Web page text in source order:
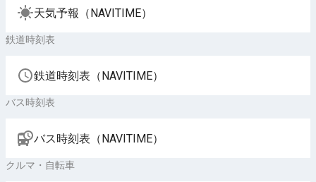
天気予報（NAVITIME）
鉄道時刻表
鉄道時刻表（NAVITIME）
バス時刻表
バス時刻表（NAVITIME）
クルマ・自転車